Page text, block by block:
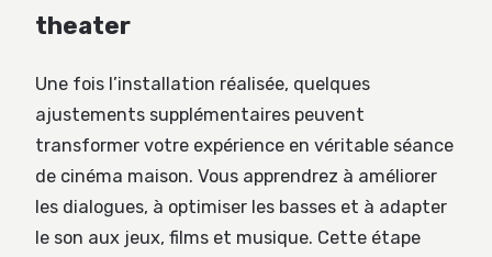
theater
Une fois l’installation réalisée, quelques
ajustements supplémentaires peuvent
transformer votre expérience en véritable séance
de cinéma maison. Vous apprendrez à améliorer
les dialogues, à optimiser les basses et à adapter
le son aux jeux, films et musique. Cette étape